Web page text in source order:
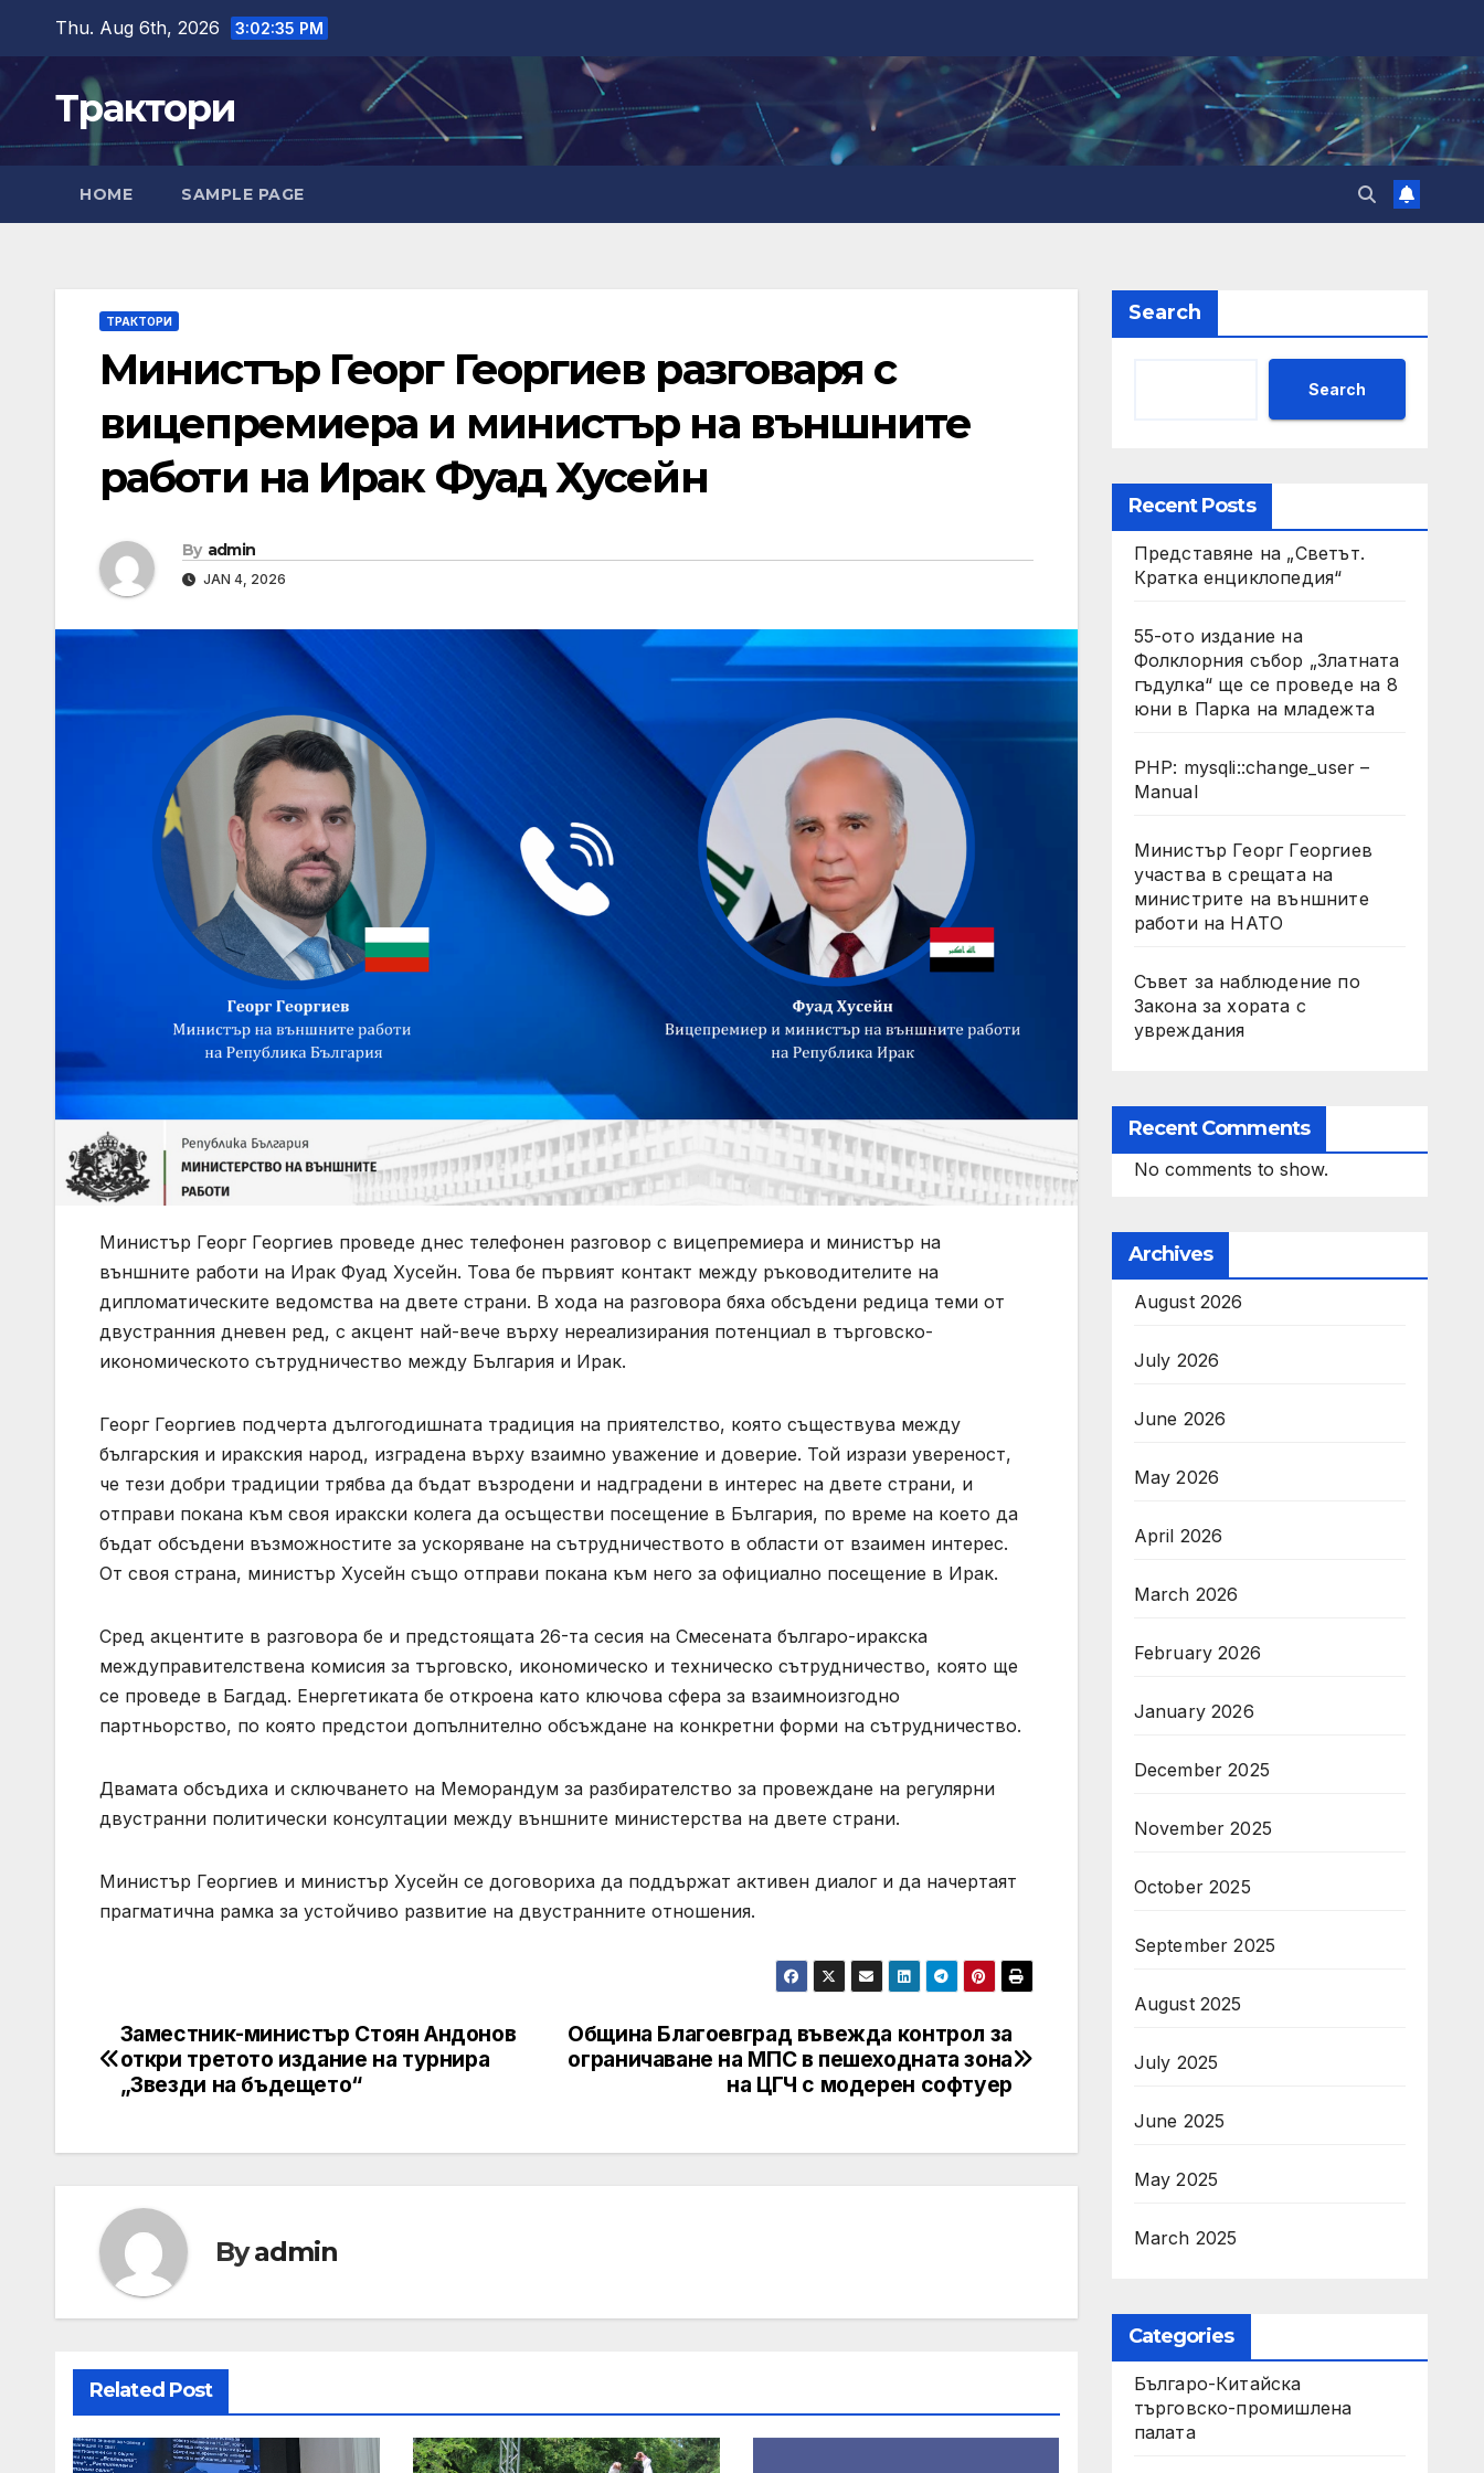
content
Thu. Aug 6th, 2026 3:02:36 PM
Трактори
HOME SAMPLE PAGE
ТРАКТОРИ
Министър Георг Георгиев разговаря с
вицепремиера и министър на външните
работи на Ирак Фуад Хусейн
By admin
JAN 4, 2026
Министър Георг Георгиев проведе днес телефонен разговор с вицепремиера и министър на
външните работи на Ирак Фуад Хусейн. Това бе първият контакт между ръководителите на
дипломатическите ведомства на двете страни. В хода на разговора бяха обсъдени редица теми от
двустранния дневен ред, с акцент най-вече върху нереализирания потенциал в търговско-
икономическото сътрудничество между България и Ирак.
Георг Георгиев подчерта дългогодишната традиция на приятелство, която съществува между
българския и иракския народ, изградена върху взаимно уважение и доверие. Той изрази увереност,
че тези добри традиции трябва да бъдат възродени и надградени в интерес на двете страни, и
отправи покана към своя иракски колега да осъществи посещение в България, по време на което да
бъдат обсъдени възможностите за ускоряване на сътрудничеството в области от взаимен интерес.
От своя страна, министър Хусейн също отправи покана към него за официално посещение в Ирак.
Сред акцентите в разговорa бе и предстоящата 26-та сесия на Смесената българо-иракска
междуправителствена комисия за търговско, икономическо и техническо сътрудничество, която ще
се проведе в Багдад. Енергетиката бе откроена като ключова сфера за взаимноизгодно
партньорство, по която предстои допълнително обсъждане на конкретни форми на сътрудничество.
Двамата обсъдиха и сключването на Меморандум за разбирателство за провеждане на регулярни
двустранни политически консултации между външните министерства на двете страни.
Министър Георгиев и министър Хусейн се договориха да поддържат активен диалог и да начертаят
прагматична рамка за устойчиво развитие на двустранните отношения.
Post
navigation
Община Благоевград въвежда контрол за
ограничаване на МПС в пешеходната зона
на ЦГЧ с модерен софтуер
Заместник-министър Стоян Андонов
откри третото издание на турнира
„Звезди на бъдещето“
Byadmin
Related Post
Search
Search
Recent Posts
Представяне на „Светът.
Кратка енциклопедия“
55-ото издание на
Фолклорния събор „Златната
гъдулка“ ще се проведе на 8
юни в Парка на младежта
PHP: mysqli::change_user –
Manual
Министър Георг Георгиев
участва в срещата на
министрите на външните
работи на НАТО
Съвет за наблюдение по
Закона за хората с
увреждания
Recent Comments
No comments to show.
Archives
August 2026
July 2026
June 2026
May 2026
April 2026
March 2026
February 2026
January 2026
December 2025
November 2025
October 2025
September 2025
August 2025
July 2025
June 2025
May 2025
March 2025
Categories
Българо-Китайска
търговско-промишлена
палата